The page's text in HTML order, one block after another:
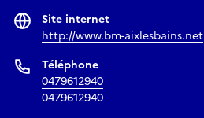
Site internet
http://www.bm-aixlesbains.net
Téléphone
0479612940
0479612940